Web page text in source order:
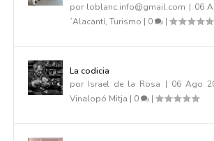
por loblanc.info@gmail.com | 06
´Alacantí, Turismo | 0 |
La codicia
por Israel de la Rosa | 06 Ago
Vinalopó Mitja | 0 |